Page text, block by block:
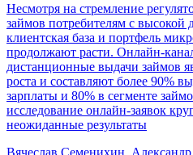
Несмотря на стремление
займов потребителям с высокой
клиентская база и портфель
продолжают расти. Онлайн-
дистанционные выдачи займов
роста и составляют более 90%
зарплаты и 80% в сегменте
исследование онлайн-заявок
неожиданные результаты
Вячеслав Семенихин, Александр